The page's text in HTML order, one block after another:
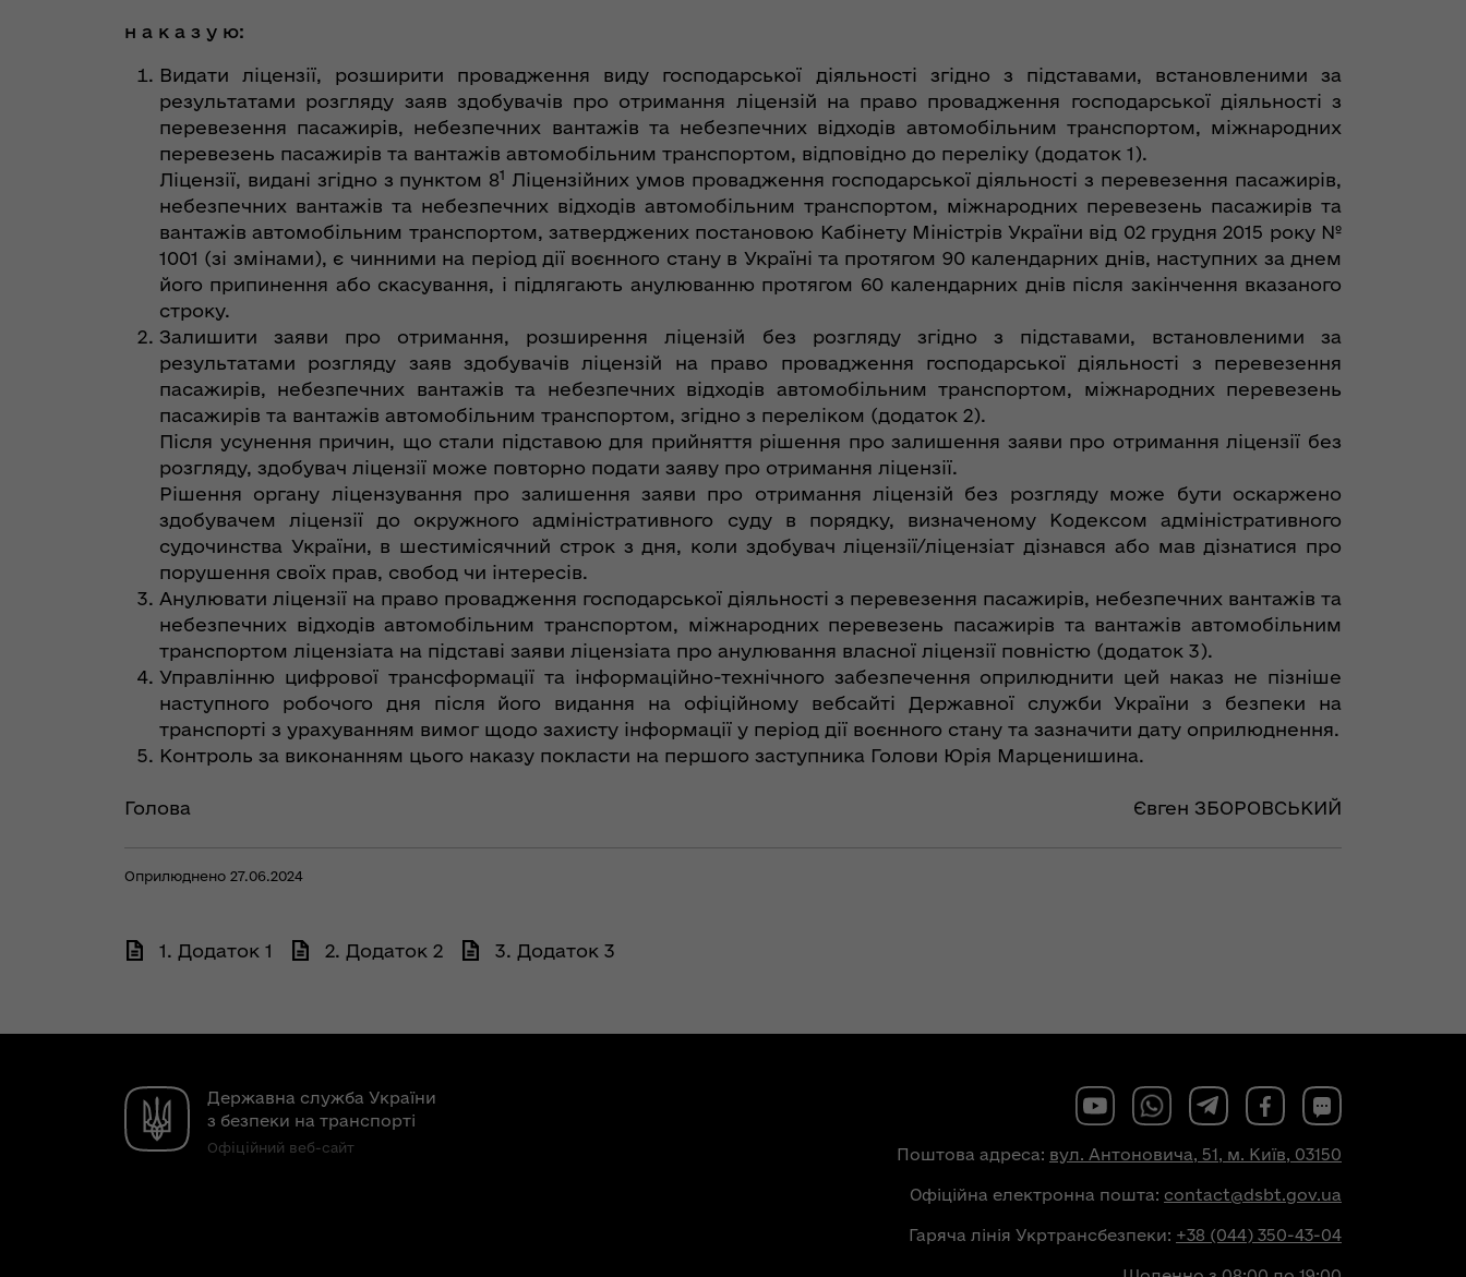
н а к а з у ю:
Видати ліцензії, розширити провадження виду господарської діяльності згідно з підставами, встановленими за
результатами розгляду заяв здобувачів про отримання ліцензій на право провадження господарської діяльності з
перевезення пасажирів, небезпечних вантажів та небезпечних відходів автомобільним транспортом, міжнародних
перевезень пасажирів та вантажів автомобільним транспортом, відповідно до переліку (додаток 1).
Ліцензії, видані згідно з пунктом 81 Ліцензійних умов провадження господарської діяльності з перевезення пасажирів,
небезпечних вантажів та небезпечних відходів автомобільним транспортом, міжнародних перевезень пасажирів та
вантажів автомобільним транспортом, затверджених постановою Кабінету Міністрів України від 02 грудня 2015 року №
1001 (зі змінами), є чинними на період дії воєнного стану в Україні та протягом 90 календарних днів, наступних за днем
його припинення або скасування, і підлягають анулюванню протягом 60 календарних днів після закінчення вказаного
строку.
Залишити заяви про отримання, розширення ліцензій без розгляду згідно з підставами, встановленими за
результатами розгляду заяв здобувачів ліцензій на право провадження господарської діяльності з перевезення
пасажирів, небезпечних вантажів та небезпечних відходів автомобільним транспортом, міжнародних перевезень
пасажирів та вантажів автомобільним транспортом, згідно з переліком (додаток 2).
Після усунення причин, що стали підставою для прийняття рішення про залишення заяви про отримання ліцензії без
розгляду, здобувач ліцензії може повторно подати заяву про отримання ліцензії.
Рішення органу ліцензування про залишення заяви про отримання ліцензій без розгляду може бути оскаржено
здобувачем ліцензії до окружного адміністративного суду в порядку, визначеному Кодексом адміністративного
судочинства України, в шестимісячний строк з дня, коли здобувач ліцензії/ліцензіат дізнався або мав дізнатися про
порушення своїх прав, свобод чи інтересів.
Анулювати ліцензії на право провадження господарської діяльності з перевезення пасажирів, небезпечних вантажів та
небезпечних відходів автомобільним транспортом, міжнародних перевезень пасажирів та вантажів автомобільним
транспортом ліцензіата на підставі заяви ліцензіата про анулювання власної ліцензії повністю (додаток 3).
Управлінню цифрової трансформації та інформаційно-технічного забезпечення оприлюднити цей наказ не пізніше
наступного робочого дня після його видання на офіційному вебсайті Державної служби України з безпеки на
транспорті з урахуванням вимог щодо захисту інформації у період дії воєнного стану та зазначити дату оприлюднення.
Контроль за виконанням цього наказу покласти на першого заступника Голови Юрія Марценишина.
Голова Євген ЗБОРОВСЬКИЙ
Оприлюднено 27.06.2024
1. Додаток 1 2. Додаток 2 3. Додаток 3
Державна служба України
з безпеки на транспорті
Офіційний веб-сайт Поштова адреса: вул. Антоновича, 51, м. Київ, 03150
Офіційна електронна пошта: contact@dsbt.gov.ua
Гаряча лінія Укртрансбезпеки: +38 (044) 350-43-04